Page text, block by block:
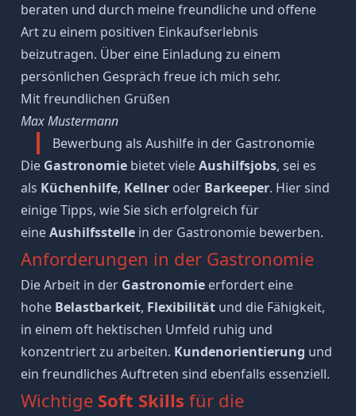
beraten und durch meine freundliche und offene
Art zu einem positiven Einkaufserlebnis
beizutragen. Über eine Einladung zu einem
persönlichen Gespräch freue ich mich sehr.
Mit freundlichen Grüßen
Max Mustermann
Bewerbung als Aushilfe in der Gastronomie
Die Gastronomiebietet vieleAushilfsjobs, sei es
als Küchenhilfe, Kellneroder Barkeeper. Hier sind
einige Tipps, wie Sie sich erfolgreich für
eineAushilfsstellein der Gastronomie bewerben.
Anforderungen in der Gastronomie
Die Arbeit in der Gastronomieerfordert eine
hohe Belastbarkeit, Flexibilitätund die Fähigkeit,
in einem oft hektischen Umfeld ruhig und
konzentriert zu arbeiten. Kundenorientierung und
ein freundliches Auftreten sind ebenfalls essenziell.
Wichtige Soft Skills für die